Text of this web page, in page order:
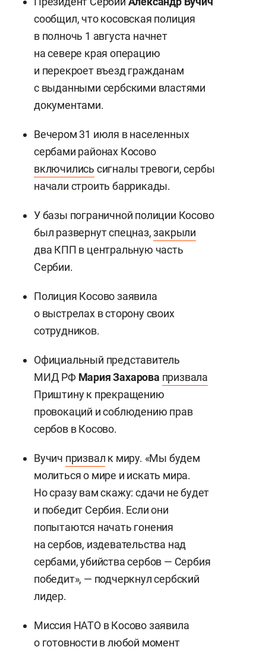
сообщил, что косовская полиция
в полночь 1 августа начнет
на севере края операцию
и перекроет въезд гражданам
с выданными сербскими властями
документами.
Вечером 31 июля в населенных
сербами районах Косово
включились сигналы тревоги, сербы
начали строить баррикады.
У базы пограничной полиции Косово
был развернут спецназ,закрыли
два КПП в центральную часть
Сербии.
Полиция Косово заявила
о выстрелах в сторону своих
сотрудников.
Официальный представитель
МИД РФ Мария Захарова призвала
Приштину к прекращению
провокаций и соблюдению прав
сербов в Косово.
Вучич призвал к миру. «Мы будем
молиться о мире и искать мира.
Но сразу вам скажу: сдачи не будет
и победит Сербия. Если они
попытаются начать гонения
на сербов, издевательства над
сербами, убийства сербов — Сербия
победит», — подчеркнул сербский
лидер.
Миссия НАТО в Косово заявила
о готовности в любой момент